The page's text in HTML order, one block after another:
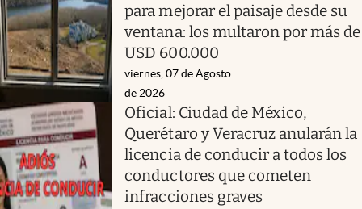
para mejorar el paisaje desde su
ventana: los multaron por más de
USD 600.000
viernes, 07 de Agosto
de 2026
Oficial: Ciudad de México,
Querétaro y Veracruz anularán la
licencia de conducir a todos los
conductores que cometen
infracciones graves